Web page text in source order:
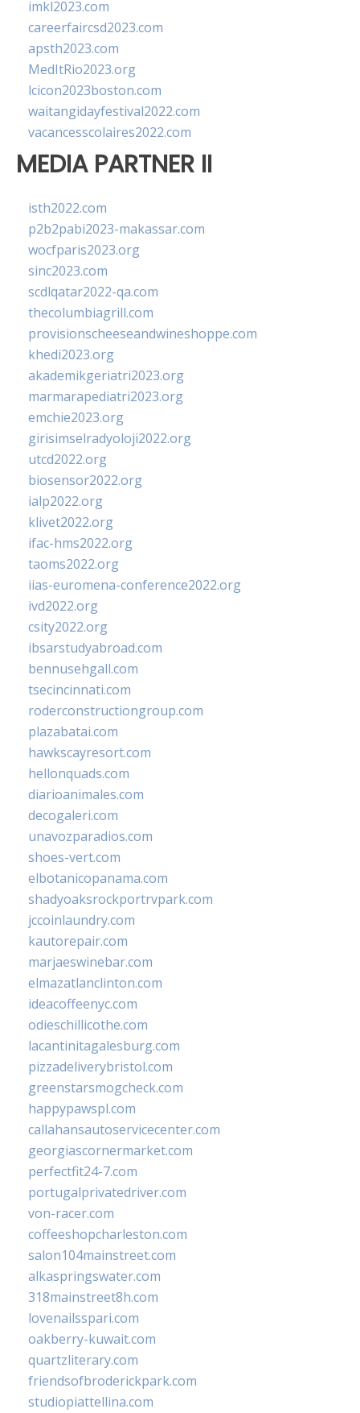
imkl2023.com
careerfaircsd2023.com
apsth2023.com
MedItRio2023.org
lcicon2023boston.com
waitangidayfestival2022.com
vacancesscolaires2022.com
MEDIA PARTNER II
isth2022.com
p2b2pabi2023-makassar.com
wocfparis2023.org
sinc2023.com
scdlqatar2022-qa.com
thecolumbiagrill.com
provisionscheeseandwineshoppe.com
khedi2023.org
akademikgeriatri2023.org
marmarapediatri2023.org
emchie2023.org
girisimselradyoloji2022.org
utcd2022.org
biosensor2022.org
ialp2022.org
klivet2022.org
ifac-hms2022.org
taoms2022.org
iias-euromena-conference2022.org
ivd2022.org
csity2022.org
ibsarstudyabroad.com
bennusehgall.com
tsecincinnati.com
roderconstructiongroup.com
plazabatai.com
hawkscayresort.com
hellonquads.com
diarioanimales.com
decogaleri.com
unavozparadios.com
shoes-vert.com
elbotanicopanama.com
shadyoaksrockportrvpark.com
jccoinlaundry.com
kautorepair.com
marjaeswinebar.com
elmazatlanclinton.com
ideacoffeenyc.com
odieschillicothe.com
lacantinitagalesburg.com
pizzadeliverybristol.com
greenstarsmogcheck.com
happypawspl.com
callahansautoservicecenter.com
georgiascornermarket.com
perfectfit24-7.com
portugalprivatedriver.com
von-racer.com
coffeeshopcharleston.com
salon104mainstreet.com
alkaspringswater.com
318mainstreet8h.com
lovenailsspari.com
oakberry-kuwait.com
quartzliterary.com
friendsofbroderickpark.com
studiopiattellina.com